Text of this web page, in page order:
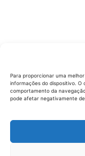
Para proporcionar uma
informações do dispositivo. O
comportamento da
pode afetar negativamente